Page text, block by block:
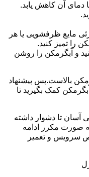
دمای آن کاهش یابد.
مایع ظرفشویی یا هر
را تمیز کنید.
و آبگرمکن را روشن
بالاست.پس پیشنهاد
کمک بگیرید تا
آسان تا دشوار داشته
صورت مکرر ادامه
سرویس و تعمیر